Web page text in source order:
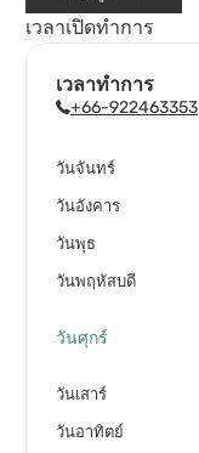
เวลาเปิดทำการ
เวลาทำการ
+66-922463353
วันจันทร์
วันอังคาร
วันพุธ
วันพฤหัสบดี
วันศุกร์
วันเสาร์
วันอาทิตย์